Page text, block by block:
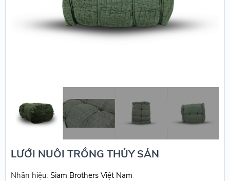
LƯỚI NUÔI TRỒNG THỦY SẢN
Nhãn hiệu: Siam Brothers Việt Nam